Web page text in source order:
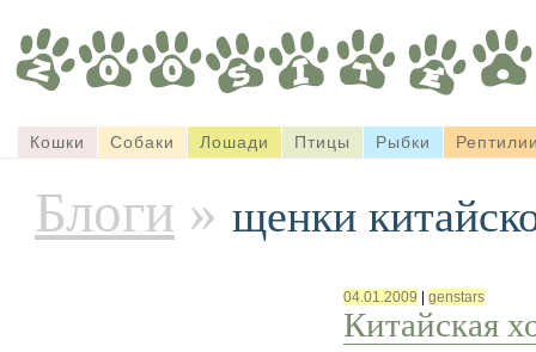
Кошки Собаки Лошади Птицы Рыбки
Блоги » щенки
04.01.2009 |genstars
Китайская